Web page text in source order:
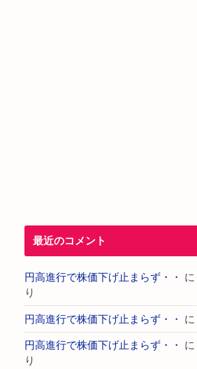
最近のコメント
円高進行で株価下げ止まらず・・ に
り
円高進行で株価下げ止まらず・・ に
円高進行で株価下げ止まらず・・ に
り